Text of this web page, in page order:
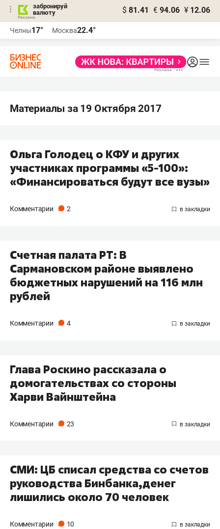
забронируй
валюту
$ 81.41 € 94.06 ¥ 12.06
Челны17° Москва22.4°
Материалы за 19 Октября 2017
Ольга Голодец о КФУ и других
участниках программы «5-100»:
«Финансироваться будут все вузы»
Комментарии 2
Счетная палата РТ: В
Сармановском районе выявлено
бюджетных нарушений на 116 млн
рублей
Комментарии 4
Глава Роскино рассказала о
домогательствах со стороны
Харви Вайнштейна
Комментарии 23
СМИ: ЦБ списал средства со счетов
руководства Бинбанка,денег
лишились около 70 человек
Комментарии 10